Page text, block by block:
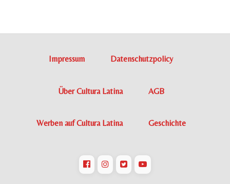
Impressum Datenschutzpolicy
Über Cultura Latina AGB
Werben auf Cultura Latina Geschichte